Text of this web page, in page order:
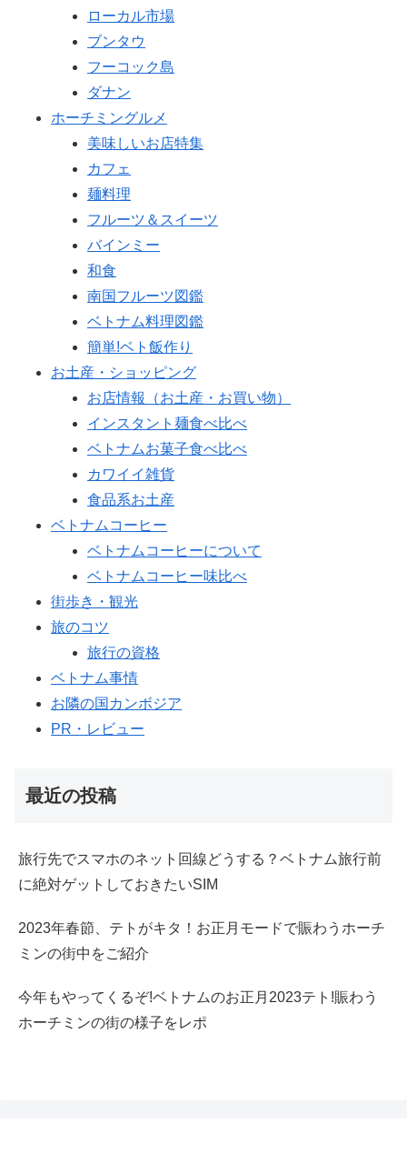
ローカル市場
ブンタウ
フーコック島
ダナン
ホーチミングルメ
美味しいお店特集
カフェ
麺料理
フルーツ＆スイーツ
バインミー
和食
南国フルーツ図鑑
ベトナム料理図鑑
簡単!ベト飯作り
お土産・ショッピング
お店情報（お土産・お買い物）
インスタント麺食べ比べ
ベトナムお菓子食べ比べ
カワイイ雑貨
食品系お土産
ベトナムコーヒー
ベトナムコーヒーについて
ベトナムコーヒー味比べ
街歩き・観光
旅のコツ
旅行の資格
ベトナム事情
お隣の国カンボジア
PR・レビュー
最近の投稿
旅行先でスマホのネット回線どうする？ベトナム旅行前
に絶対ゲットしておきたいSIM
2023年春節、テトがキタ！お正月モードで賑わうホーチ
ミンの街中をご紹介
今年もやってくるぞ!ベトナムのお正月2023テト!賑わう
ホーチミンの街の様子をレポ